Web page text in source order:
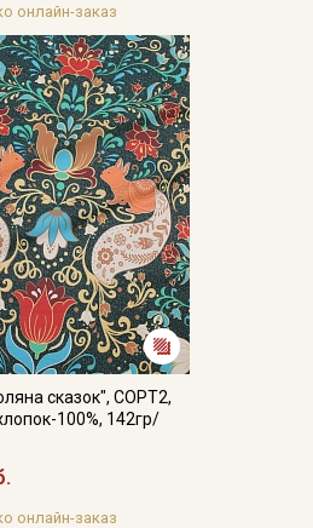
онлайн-заказ
сказок", СОРТ2,
100%, 142гр/
онлайн-заказ